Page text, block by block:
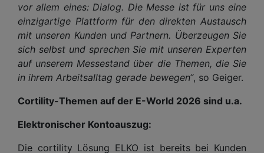
vor allem eines: Dialog. Die Messe ist für uns eine
einzigartige Plattform für den direkten Austausch
mit unseren Kunden und Partnern. Überzeugen Sie
sich selbst und sprechen Sie mit unseren Experten
auf unserem Messestand über die Themen, die Sie
in ihrem Arbeitsalltag gerade bewegen“, so Geiger.
Cortility-Themen auf der E-World 2026 sind u.a.
Elektronischer Kontoauszug:
Die cortility Lösung ELKO ist bereits bei Kunden